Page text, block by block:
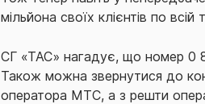
мільйона своїх клієнтів по всій
СГ «ТАС» нагадує, що номер 0
Також можна звернутися до
оператора МТС, а з решти